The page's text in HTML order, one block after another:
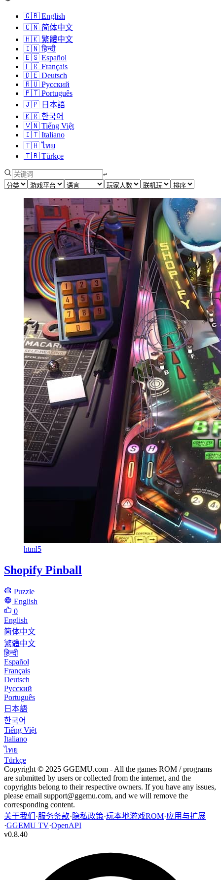
🇬🇧 English
🇨🇳 简体中文
🇭🇰 繁體中文
🇮🇳 हिन्दी
🇪🇸 Español
🇫🇷 Français
🇩🇪 Deutsch
🇷🇺 Русский
🇵🇹 Português
🇯🇵 日本語
🇰🇷 한국어
🇻🇳 Tiếng Việt
🇮🇹 Italiano
🇹🇭 ไทย
🇹🇷 Türkçe
↩︎
html5
Shopify Pinball
Puzzle
English
0
English
简体中文
繁體中文
हिन्दी
Español
Français
Deutsch
Русский
Português
日本語
한국어
Tiếng Việt
Italiano
ไทย
Türkçe
Copyright © 2025 GGEMU.com - All the games ROM / programs
are submitted by users or collected from the internet, and the
copyrights belong to their respective owners. If you have any issues,
please email support@ggemu.com, and we will remove the
corresponding content.
关于我们 ·服务条款· 隐私政策·玩本地游戏ROM·应用与扩展
·GGEMU TV·OpenAPI
v0.8.40